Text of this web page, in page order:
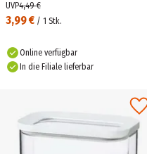
3,99 € / 1 Stk.
UVP4,49 €
Online verfügbar
In die Filiale lieferbar